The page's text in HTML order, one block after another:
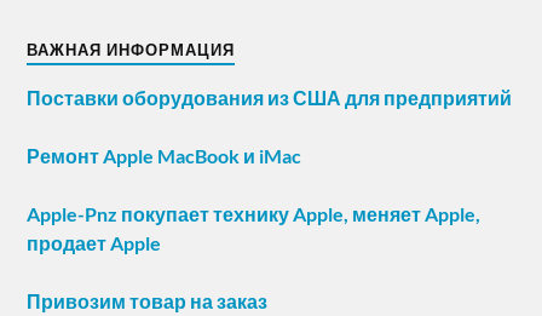
ВАЖНАЯ ИНФОРМАЦИЯ
Поставки оборудования из США для предприятий
Ремонт Apple MacBook и iMac
Apple-Pnz покупает технику Apple, меняет Apple,
продает Apple
Привозим товар на заказ